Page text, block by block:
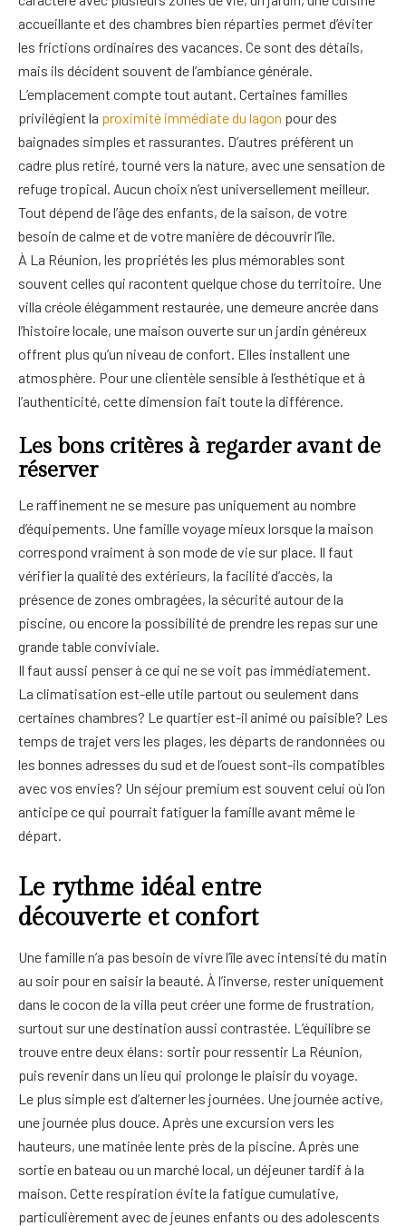
accueillante et des chambres bien réparties permet d’éviter
les frictions ordinaires des vacances. Ce sont des détails,
mais ils décident souvent de l’ambiance générale.
L’emplacement compte tout autant. Certaines familles
privilégient la proximité immédiate du lagon pour des
baignades simples et rassurantes. D’autres préfèrent un
cadre plus retiré, tourné vers la nature, avec une sensation de
refuge tropical. Aucun choix n’est universellement meilleur.
Tout dépend de l’âge des enfants, de la saison, de votre
besoin de calme et de votre manière de découvrir l’île.
À La Réunion, les propriétés les plus mémorables sont
souvent celles qui racontent quelque chose du territoire. Une
villa créole élégamment restaurée, une demeure ancrée dans
l’histoire locale, une maison ouverte sur un jardin généreux
offrent plus qu’un niveau de confort. Elles installent une
atmosphère. Pour une clientèle sensible à l’esthétique et à
l’authenticité, cette dimension fait toute la différence.
Les bons critères à regarder avant de
réserver
Le raffinement ne se mesure pas uniquement au nombre
d’équipements. Une famille voyage mieux lorsque la maison
correspond vraiment à son mode de vie sur place. Il faut
vérifier la qualité des extérieurs, la facilité d’accès, la
présence de zones ombragées, la sécurité autour de la
piscine, ou encore la possibilité de prendre les repas sur une
grande table conviviale.
Il faut aussi penser à ce qui ne se voit pas immédiatement.
La climatisation est-elle utile partout ou seulement dans
certaines chambres? Le quartier est-il animé ou paisible? Les
temps de trajet vers les plages, les départs de randonnées ou
les bonnes adresses du sud et de l’ouest sont-ils compatibles
avec vos envies? Un séjour premium est souvent celui où l’on
anticipe ce qui pourrait fatiguer la famille avant même le
départ.
Le rythme idéal entre
découverte et confort
Une famille n’a pas besoin de vivre l’île avec intensité du matin
au soir pour en saisir la beauté. À l’inverse, rester uniquement
dans le cocon de la villa peut créer une forme de frustration,
surtout sur une destination aussi contrastée. L’équilibre se
trouve entre deux élans: sortir pour ressentir La Réunion,
puis revenir dans un lieu qui prolonge le plaisir du voyage.
Le plus simple est d’alterner les journées. Une journée active,
une journée plus douce. Après une excursion vers les
hauteurs, une matinée lente près de la piscine. Après une
sortie en bateau ou un marché local, un déjeuner tardif à la
maison. Cette respiration évite la fatigue cumulative,
particulièrement avec de jeunes enfants ou des adolescents